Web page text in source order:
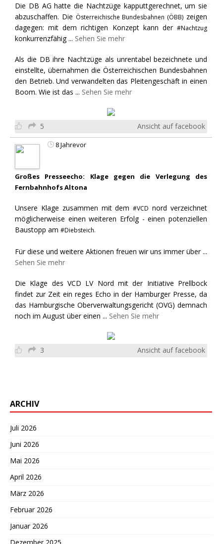
Die DB AG hatte die Nachtzüge kapputtgerechnet, um sie
abzuschaffen. Die Österreichische Bundesbahnen (ÖBB) zeigen
dagegen: mit dem richtigen Konzept kann der #Nachtzug
konkurrenzfähig ... Sehen Sie mehr
Als die DB ihre Nachtzüge als unrentabel bezeichnete und
einstellte, übernahmen die Österreichischen Bundesbahnen
den Betrieb. Und verwandelten das Pleitengeschäft in einen
Boom. Wie ist das ... Sehen Sie mehr
5 Ansicht auf facebook
8 Jahrevor
Großes Presseecho: Klage gegen die Verlegung des
Fernbahnhofs Altona
Unsere Klage zusammen mit dem#VCD nord verzeichnet
möglicherweise einen weiteren Erfolg - einen potenziellen
Baustopp am #Diebsteich.
Für diese und weitere Aktionen freuen wir uns immer über ...
Sehen Sie mehr
Die Klage des VCD LV Nord mit der Initiative Prellbock
findet zur Zeit ein reges Echo in der Hamburger Presse, da
das Hamburgische Oberverwaltungsgericht (OVG) demnach
noch im August über einen ... Sehen Sie mehr
3 Ansicht auf facebook
ARCHIV
Juli 2026
Juni 2026
Mai 2026
April 2026
März 2026
Februar 2026
Januar 2026
Dezember 2025